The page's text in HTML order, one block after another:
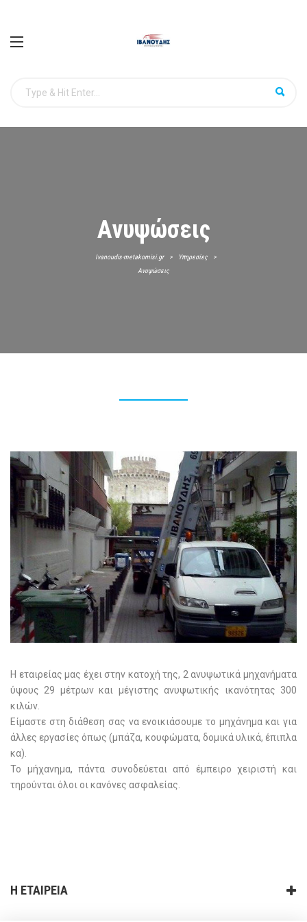
Ανυψώσεις
Ivanoudis-metakomisi.gr > Υπηρεσίες
>
Ανυψώσεις
Η εταιρείας μας έχει στην κατοχή της, 2 ανυψωτικά μηχανήματα
ύψους 29 μέτρων και μέγιστης ανυψωτικής ικανότητας 300
κιλών.
Είμαστε στη διάθεση σας να ενοικιάσουμε το μηχάνημα και για
άλλες εργασίες όπως (μπάζα, κουφώματα, δομικά υλικά, έπιπλα
κα).
Το μήχανημα, πάντα συνοδεύεται από έμπειρο χειριστή και
τηρούνται όλοι οι κανόνες ασφαλείας.
Η ΕΤΑΙΡΕΙΑ